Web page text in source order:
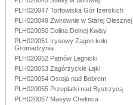
PLH020047 Torfowiska Gór Izerskich
PLH020049 Żwirownie w Starej Olesznej
PLH020050 Dolina Dolnej Kwisy
PLH020051 Irysowy Zagon koło
Gromadzynia
PLH020052 Pątnów Legnicki
PLH020053 Zagórzyckie Łąki
PLH020054 Ostoja nad Bobrem
PLH020055 Przeplatki nad Bystrzycą
PLH020057 Masyw Chełmca